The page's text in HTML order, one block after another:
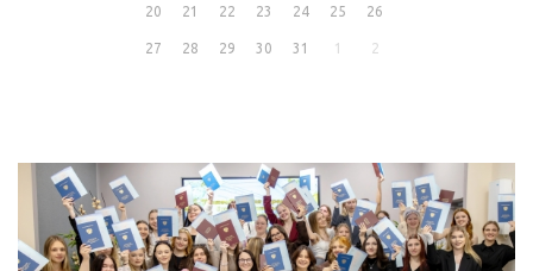
20 21 22 23 24 25 26
27 28 29 30 31 1 2